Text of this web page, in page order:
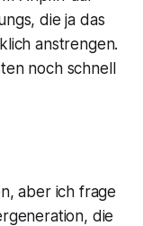
die ja das
anstrengen.
noch schnell
aber ich frage
die